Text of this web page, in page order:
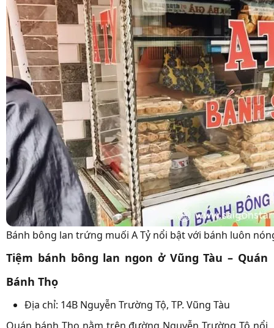
Bánh bông lan trứng muối A Tỷ nổi bật với bánh luôn
Tiệm bánh bông lan ngon ở Vũng Tàu – Quán
Bánh Thọ
Địa chỉ: 14B Nguyễn Trường Tộ, TP. Vũng Tàu